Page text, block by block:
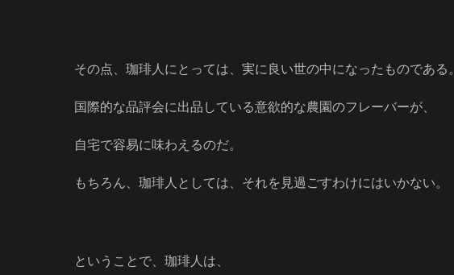
その点、珈琲人にとっては、実に良い世の中になったものである。
国際的な品評会に出品している意欲的な農園のフレーバーが、
自宅で容易に味わえるのだ。
もちろん、珈琲人としては、それを見過ごすわけにはいかない。
ということで、珈琲人は、